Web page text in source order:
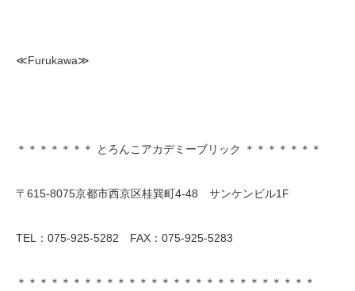
≪Furukawa≫
＊＊＊＊＊＊＊ とろんこアカデミーブリック ＊＊＊＊＊＊＊
〒615-8075京都市西京区桂巽町4-48 サンケンビル1F
TEL：075-925-5282 FAX：075-925-5283
＊＊＊＊＊＊＊＊＊＊＊＊＊＊＊＊＊＊＊＊＊＊＊＊＊＊＊